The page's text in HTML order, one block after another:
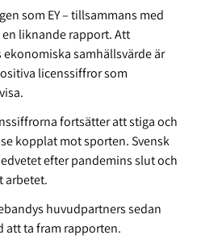
som EY – tillsammans med
liknande rapport. Att
samhällsvärde är
licenssiffror som
fortsätter att stiga och
kopplat mot sporten. Svensk
efter pandemins slut och
arbetet.
huvudpartners sedan
att ta fram rapporten.